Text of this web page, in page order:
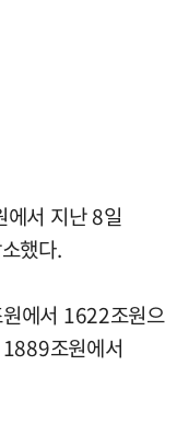
서 지난 8일
했다.
에서 1622조원으
조원에서